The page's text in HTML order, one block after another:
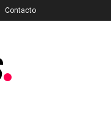
Contacto